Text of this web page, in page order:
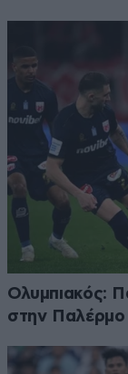
Ολυμπιακός:
στην Παλέρμο